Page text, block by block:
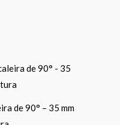
de 90° – 35 mm
Price
range:
58,00 €
This